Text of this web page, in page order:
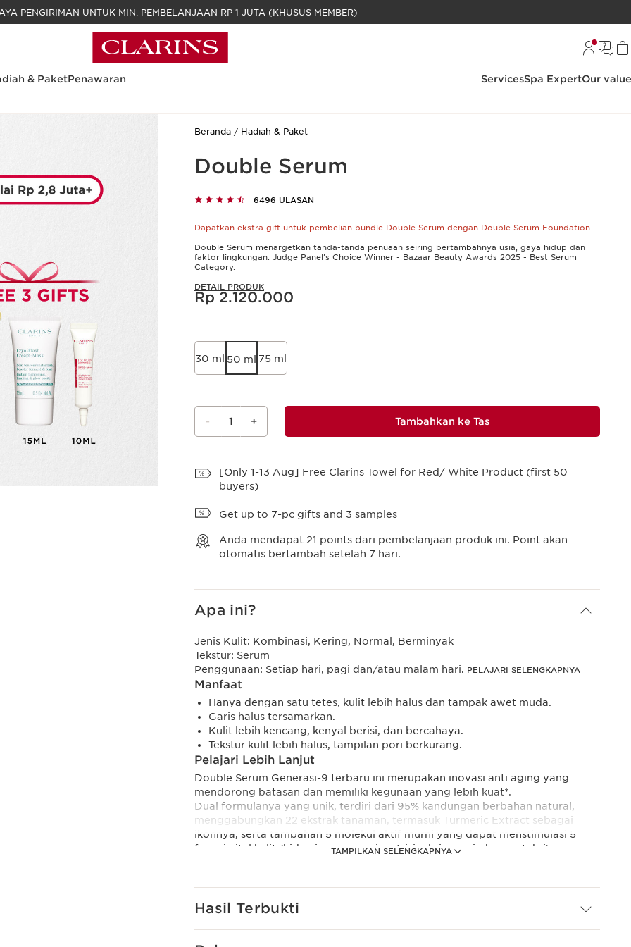
GRATIS BIAYA PENGIRIMAN UNTUK MIN. PEMBELANJAAN RP 1 JUTA (KHUSUS MEMBER)
& PaketPenawaran ServicesSpa ExpertOur
Beranda Hadiah & Paket
Double Serum
6496 ULASAN
Dapatkan ekstra gift untuk pembelian bundle Double Serum dengan Double Serum Foundation
Double Serum menargetkan tanda-tanda penuaan seiring bertambahnya usia, gaya hidup dan
faktor lingkungan. Judge Panel's Choice Winner - Bazaar Beauty Awards 2025 - Best Serum
Category.
DETAIL PRODUK
Harga sekarang Rp 2.120.000
Rp 2.120.000
30 ml 50 ml 75 ml
- 1 + Tambahkan ke Tas
[Only 1-13 Aug] Free Clarins Towel for Red/ White Product (first 50
buyers)
Get up to 7-pc gifts and 3 samples
Anda mendapat 21 points dari pembelanjaan produk ini. Point akan
otomatis bertambah setelah 7 hari.
Apa ini?
TAMPILKAN SELENGKAPNYA
Jenis Kulit: Kombinasi, Kering, Normal, Berminyak
Tekstur: Serum
Penggunaan: Setiap hari, pagi dan/atau malam hari. PELAJARI SELENGKAPNYA
Manfaat
Hanya dengan satu tetes, kulit lebih halus dan tampak awet muda.
Garis halus tersamarkan.
Kulit lebih kencang, kenyal berisi, dan bercahaya.
Tekstur kulit lebih halus, tampilan pori berkurang.
Pelajari Lebih Lanjut
Double Serum Generasi-9 terbaru ini merupakan inovasi anti aging yang
mendorong batasan dan memiliki kegunaan yang lebih kuat*.
Dual formulanya yang unik, terdiri dari 95% kandungan berbahan natural,
menggabungkan 22 ekstrak tanaman, termasuk Turmeric Extract sebagai
ikonnya, serta tambahan 5 molekul aktif murni yang dapat menstimulasi 5
fungsi vital kulit (hidrasi, regenerasi, nutrisi, oksigenasi, dan proteksi).
Diperkaya dengan Provence Tall Reed Extract, bahan ini membantu
memaksimalkan perlindungan kulit terhadap agresi lingkungan sehingga
kerutan.
Hasil Terbukti